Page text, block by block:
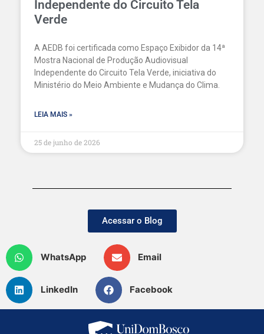
Independente do Circuito Tela
Verde
A AEDB foi certificada como Espaço Exibidor da 14ª
Mostra Nacional de Produção Audiovisual
Independente do Circuito Tela Verde, iniciativa do
Ministério do Meio Ambiente e Mudança do Clima.
LEIA MAIS »
25 de junho de 2026
Acessar o Blog
WhatsApp Email
LinkedIn Facebook